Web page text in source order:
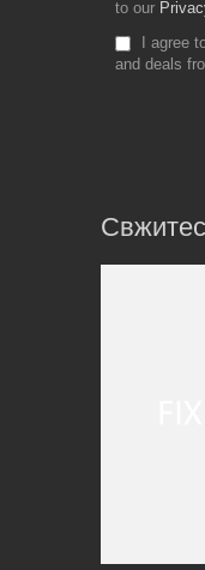
to our
I agree
and deals